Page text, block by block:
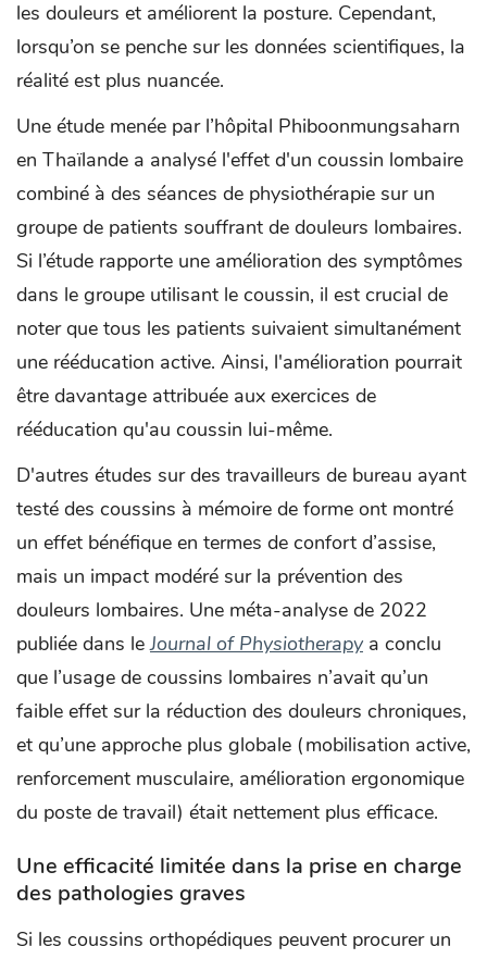
les douleurs et améliorent la posture. Cependant,
lorsqu’on se penche sur les données scientifiques, la
réalité est plus nuancée.
Une étude menée par l’hôpital Phiboonmungsaharn
en Thaïlande a analysé l'effet d'un coussin lombaire
combiné à des séances de physiothérapie sur un
groupe de patients souffrant de douleurs lombaires.
Si l’étude rapporte une amélioration des symptômes
dans le groupe utilisant le coussin, il est crucial de
noter que tous les patients suivaient simultanément
une rééducation active. Ainsi, l'amélioration pourrait
être davantage attribuée aux exercices de
rééducation qu'au coussin lui-même.
D'autres études sur des travailleurs de bureau ayant
testé des coussins à mémoire de forme ont montré
un effet bénéfique en termes de confort d’assise,
mais un impact modéré sur la prévention des
douleurs lombaires. Une méta-analyse de 2022
publiée dans leJournal of Physiotherapy a conclu
que l’usage de coussins lombaires n’avait qu’un
faible effet sur la réduction des douleurs chroniques,
et qu’une approche plus globale (mobilisation active,
renforcement musculaire, amélioration ergonomique
du poste de travail) était nettement plus efficace.
Une efficacité limitée dans la prise en charge
des pathologies graves
Si les coussins orthopédiques peuvent procurer un